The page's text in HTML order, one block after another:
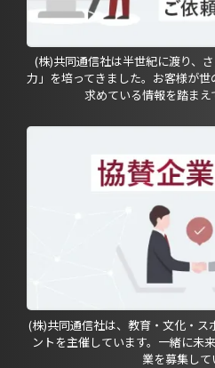
(株)共同通信社は半世紀に渡り、
力」を培ってきました。お客様が
求めている情報を踏まえ
(株)共同通信社は、教育・文化・
ントを主催しています。一緒に未
業を募集して